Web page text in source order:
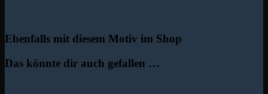
Ebenfalls mit diesem Motiv im Shop
Das könnte dir auch gefallen …